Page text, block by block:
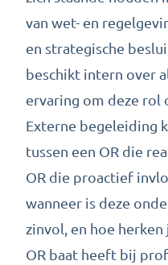
van wet- en
en strategische
beschikt intern over
ervaring om deze rol
Externe begeleiding
tussen een OR die
OR die proactief
wanneer is deze
zinvol, en hoe
OR baat heeft bij